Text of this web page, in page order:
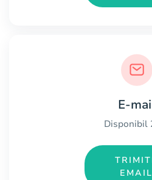
E-
Disponibil
EMAIL